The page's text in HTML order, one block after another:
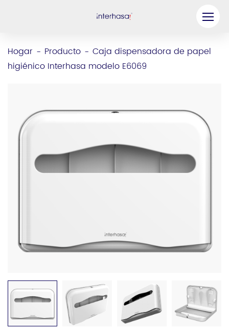
Hogar - Producto - Caja dispensadora de papel
higiénico Interhasa modelo E6069
Compañía
Solución
Recursos
Contáctenos